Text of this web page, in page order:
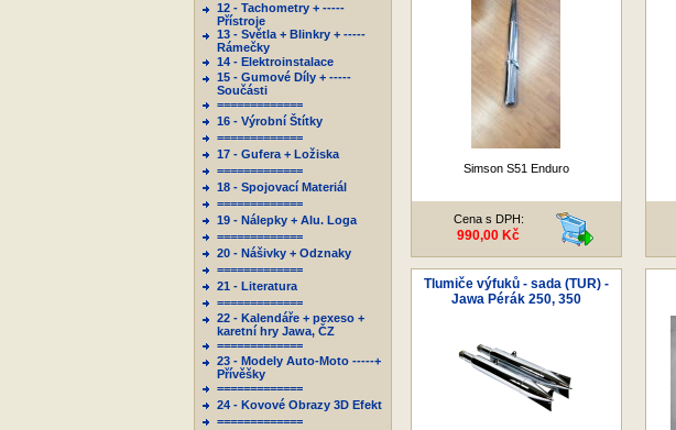
12 - Tachometry + -----
Přístroje
13 - Světla + Blinkry + -----
Rámečky
14 - Elektroinstalace
15 - Gumové Díly + -----
Součásti
=============
16 - Výrobní Štítky
=============
17 - Gufera + Ložiska
=============
18 - Spojovací Materiál
=============
19 - Nálepky + Alu. Loga
=============
20 - Nášivky + Odznaky
=============
21 - Literatura
=============
22 - Kalendáře + pexeso +
karetní hry Jawa, ČZ
=============
23 - Modely Auto-Moto -----+
Přívěšky
=============
24 - Kovové Obrazy 3D Efekt
=============
Simson S51 Enduro
Cena s DPH:
990,00 Kč
Tlumiče výfuků - sada (TUR) -
Jawa Pérák 250, 350